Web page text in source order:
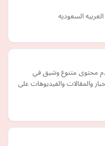
السعوديه
محتوى متنوع وشيق في
والمقالات والفيديوهات على